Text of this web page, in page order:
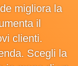
migliora la
il
clienti.
Scegli la